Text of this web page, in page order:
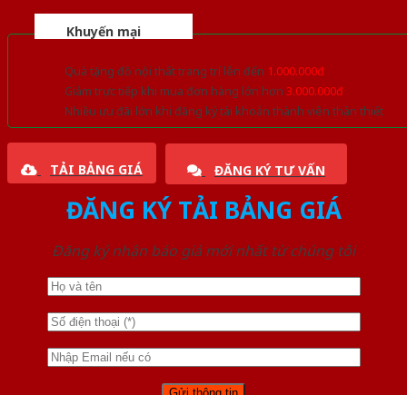
Khuyến mại
Quà tặng đồ nội thất trang trí lên đến 1.000.000đ
Giảm trực tiếp khi mua đơn hàng lớn hơn 3.000.000đ
Nhiều ưu đãi lớn khi đăng ký tài khoản thành viên thân thiết
TẢI BẢNG GIÁ ĐĂNG KÝ TƯ VẤN
ĐĂNG KÝ TẢI BẢNG GIÁ
Đăng ký nhận báo giá mới nhất từ chúng tôi